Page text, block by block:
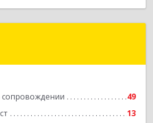
сопровождении
49
13
Подробнее